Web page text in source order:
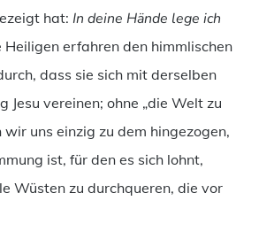
hat: In deine Hände lege ich
Heiligen erfahren den himmlischen
dass sie sich mit derselben
Jesu vereinen; ohne „die Welt zu
wir uns einzig zu dem hingezogen,
ist, für den es sich lohnt,
Wüsten zu durchqueren, die vor